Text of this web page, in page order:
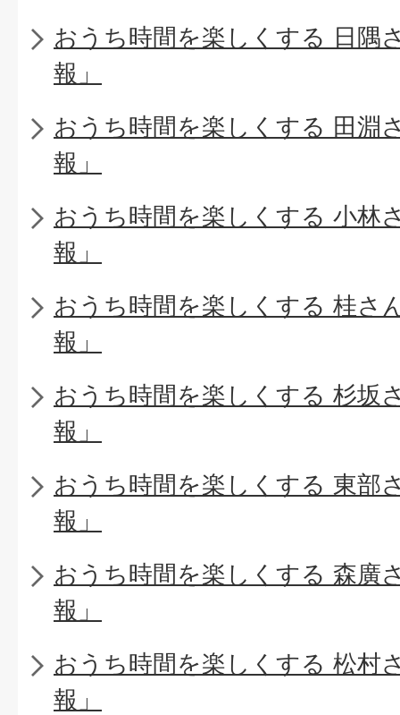
おうち時間を楽しくする 日隅
報」
おうち時間を楽しくする 田淵
報」
おうち時間を楽しくする 小林
報」
おうち時間を楽しくする 桂さ
報」
おうち時間を楽しくする 杉坂
報」
おうち時間を楽しくする 東部
報」
おうち時間を楽しくする 森廣
報」
おうち時間を楽しくする 松村
報」